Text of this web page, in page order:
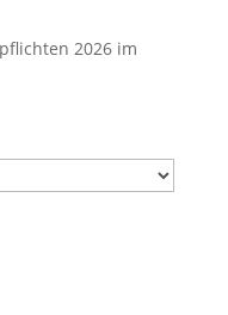
2026 im